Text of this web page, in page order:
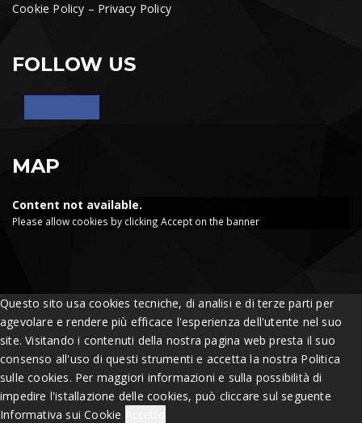
Cookie Policy – Privacy Policy
FOLLOW US
MAP
Content not available.
Please allow cookies by clicking Accept on the banner
Questo sito usa cookies tecniche, di analisi e di terze parti per
agevolare e rendere più efficace l'esperienza dell'utente nel suo
site. Visitando i contenuti della nostra pagina web presta il suo
consenso all'uso di questi strumenti e accetta la nostra Politica
sulle cookies. Per maggiori informazioni e sulla possibilità di
impedire l'istallazione delle cookies, può cliccare sul seguente
Informativa sui Cookie